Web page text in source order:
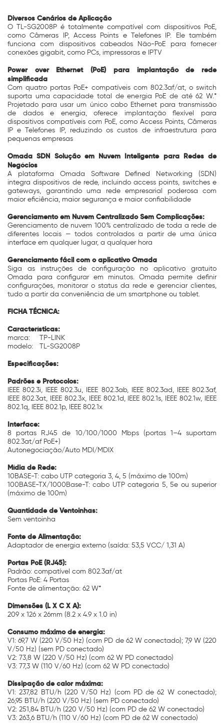
Diversos Cenários de Aplicação
O TL-SG2008P é totalmente compatível com dispositivos PoE,
como Câmeras IP, Access Points e Telefones IP. Ele também
funciona com dispositivos cabeados Não-PoE para fornecer
conexões gigabit, como PCs, impressoras e IPTV
Power over Ethernet (PoE) para implantação de rede
simplificada
Com quatro portas PoE+ compatíveis com 802.3af/at, o switch
suporta uma capacidade total de energia PoE de até 62 W.*
Projetado para usar um único cabo Ethernet para transmissão
de dados e energia, oferece implantação flexível para
dispositivos compatíveis com PoE, como Access Points, Câmeras
IP e Telefones IP, reduzindo os custos de infraestrutura para
pequenas empresas
Omada SDN Solução em Nuvem Inteligente para Redes de
Negócios
A plataforma Omada Software Defined Networking (SDN)
integra dispositivos de rede, incluindo access points, switches e
gateways, garantindo uma rede empresarial poderosa com
maior eficiência, maior segurança e maior confiabilidade
Gerenciamento em Nuvem Centralizado Sem Complicações:
Gerenciamento de nuvem 100% centralizado de toda a rede de
diferentes locais — todos controlados a partir de uma única
interface em qualquer lugar, a qualquer hora
Gerenciamento fácil com o aplicativo Omada
Siga as instruções de configuração no aplicativo gratuito
Omada para configurar em minutos. Omada permite definir
configurações, monitorar o status da rede e gerenciar clientes,
tudo a partir da conveniência de um smartphone ou tablet.
FICHA TÉCNICA:
Características:
marca:
TP-LINK
modelo:
TL-SG2008P
Especificações:
Padrões e Protocolos:
IEEE 802.3i, IEEE 802.3u, IEEE 802.3ab, IEEE 802.3ad, IEEE 802.3af,
IEEE 802.3at, IEEE 802.3x, IEEE 802.1d, IEEE 802.1s, IEEE 802.1w, IEEE
802.1q, IEEE 802.1p, IEEE 802.1x
Interface:
8 portas RJ45 de 10/100/1000 Mbps (portas 1–4 suportam
802.3at/af PoE+)
Autonegociação/Auto MDI/MDIX
Mídia de Rede:
10BASE-T: cabo UTP categoria 3, 4, 5 (máximo de 100m)
100BASE-TX/1000Base-T: cabo UTP categoria 5, 5e ou superior
(máximo de 100m)
Quantidade de Ventoinhas:
Sem ventoinha
Fonte de Alimentação:
Adaptador de energia externo (saída: 53,5 VCC/ 1,31 A)
Portas PoE (RJ45):
Padrão: compatível com 802.3af/at
Portas PoE: 4 Portas
Fonte de alimentação: 62 W*
Dimensões (L X C X A):
209 x 126 x 26mm (8.2 x 4.9 x 1.0 in)
Consumo máximo de energia:
V1: 69,7 W (220 V/50 Hz) (com PD de 62 W conectado); 7,9 W (220
V/50 Hz) (sem PD conectado)
V2: 73,8 W (220 V/50 Hz) (com 62 W PD conectado)
V3: 77,3 W (110 V/60 Hz) (com 62 W PD conectado)
Dissipação de calor máxima:
V1: 237,82 BTU/h (220 V/50 Hz) (com PD de 62 W conectado);
26,95 BTU/h (220 V/50 Hz) (sem PD conectado)
V2: 251,84 BTU/h (220 V/50 Hz) (com PD de 62 W conectado)
V3: 263,6 BTU/h (110 V/60 Hz) (com PD de 62 W conectado)